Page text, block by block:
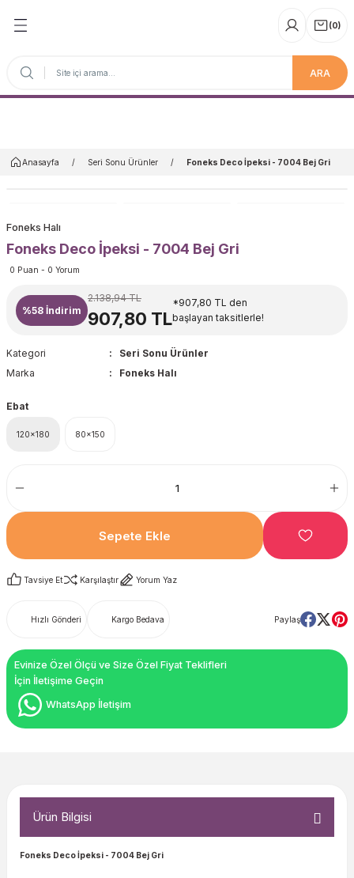
ARA
(0)
Anasayfa Seri Sonu Ürünler Foneks Deco İpeksi - 7004 Bej Gri
Foneks Halı
Foneks Deco İpeksi - 7004 Bej Gri
0 Puan - 0 Yorum
%58 İndirim
2.138,94 TL
907,80 TL
*907,80 TL den
başlayan taksitlerle!
Kategori
Seri Sonu Ürünler
Marka
Foneks Halı
Ebat
120x180 80x150
Sepete Ekle
Tavsiye Et Karşılaştır Yorum Yaz
Hızlı Gönderi Kargo Bedava Paylaş
Evinize Özel Ölçü ve Size Özel Fiyat Teklifleri
İçin İletişime Geçin
WhatsApp İletişim
Ürün Bilgisi
Foneks Deco İpeksi - 7004 Bej Gri